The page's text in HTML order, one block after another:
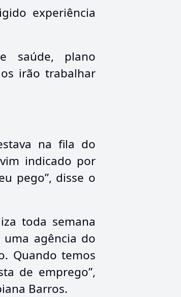
experiência
saúde, plano
irão trabalhar
na fila do
indicado por
pego”, disse o
toda semana
uma agência do
Quando temos
de emprego”,
Barros.